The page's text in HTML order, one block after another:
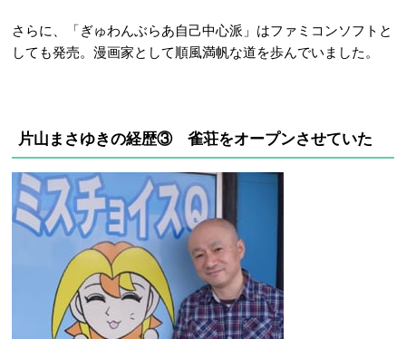
さらに、「ぎゅわんぶらあ自己中心派」はファミコンソフトと
しても発売。漫画家として順風満帆な道を歩んでいました。
片山まさゆきの経歴③ 雀荘をオープンさせていた